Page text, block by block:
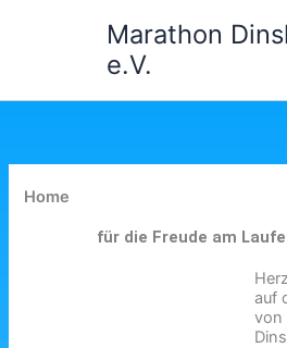
Marathon
e.V.
Home
für die Freude am
auf
von